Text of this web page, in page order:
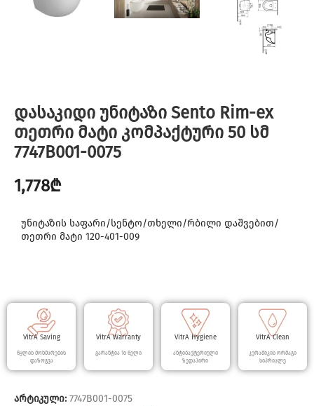
დასაკიდი უნიტაზი Sento Rim-ex
თეთრი მატი კომპაქტური 50 სმ
7747B001-0075
1,778₾
უნიტაზის საფარი/სენტო/თხელი/რბილი დაშვებით/
თეთრი მატი 120-401-009
VitrA Saving
წყლის მოხმარების
დაზოგვა
VitrA Warranty
გარანტია 10 წელი
VitrA Hygiene
ანტიბაქტერიული
ზედაპირი
VitrA Clean
კერამიკის ორმაგი
სიპრიალე
არტიკული: 7747B001-0075